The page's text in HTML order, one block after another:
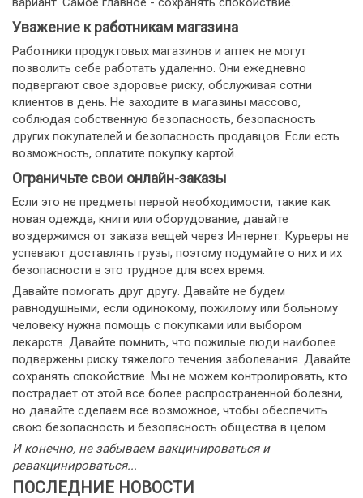
Уважение к работникам магазина
Работники продуктовых магазинов и аптек не могут
позволить себе работать удаленно. Они ежедневно
подвергают свое здоровье риску, обслуживая сотни
клиентов в день. Не заходите в магазины массово,
соблюдая собственную безопасность, безопасность
других покупателей и безопасность продавцов. Если есть
возможность, оплатите покупку картой.
Ограничьте свои онлайн-заказы
Если это не предметы первой необходимости, такие как
новая одежда, книги или оборудование, давайте
воздержимся от заказа вещей через Интернет. Курьеры не
успевают доставлять грузы, поэтому подумайте о них и их
безопасности в это трудное для всех время.
Давайте помогать друг другу. Давайте не будем
равнодушными, если одинокому, пожилому или больному
человеку нужна помощь с покупками или выбором
лекарств. Давайте помнить, что пожилые люди наиболее
подвержены риску тяжелого течения заболевания. Давайте
сохранять спокойствие. Мы не можем контролировать, кто
пострадает от этой все более распространенной болезни,
но давайте сделаем все возможное, чтобы обеспечить
свою безопасность и безопасность общества в целом.
И конечно, не забываем вакцинироваться и
ревакцинироваться...
ПОСЛЕДНИЕ НОВОСТИ